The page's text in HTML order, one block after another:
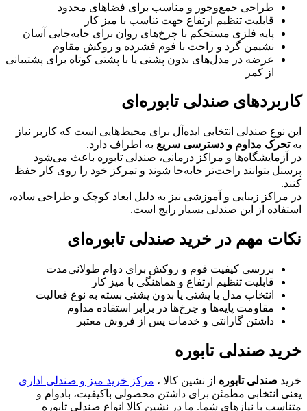
طراحی جمع‌وجور و مناسب برای فضاهای محدود
قابلیت تنظیم ارتفاع جهت تناسب با میز کار
پایه فلزی مستحکم با چرخ‌های روان برای جابه‌جایی آسان
نشیمن گرد و راحت با فوم فشرده و روکش مقاوم
عرضه در مدل‌های بدون پشتی یا با پشتی کوتاه برای پشتیبانی
از کمر
کاربردهای صندلی تابوره‌ای
این نوع صندلی انتخابی ایده‌آل برای محیط‌هایی است که کاربر نیاز
بهتحرک مداوم و دسترسی سریع به اطراف دارد.
در آزمایشگاه‌ها و مراکز درمانی، صندلی تابوره باعث می‌شود
پرسنل بتوانند راحت‌تر جابه‌جا شوند و تمرکز خود را روی کار حفظ
کنند.
در مراکز زیبایی و آموزشی نیز به دلیل ابعاد کوچک و طراحی ساده،
استفاده از این صندلی بسیار رایج است.
نکات مهم در خرید صندلی تابوره‌ای
بررسی کیفیت فوم و روکش برای دوام طولانی‌مدت
قابلیت تنظیم ارتفاع و هماهنگی با میز کار
انتخاب مدل با پشتی یا بدون پشتی بسته به نوع فعالیت
مقاومت پایه‌ها و چرخ‌ها در برابر استفاده مداوم
داشتن گارانتی و خدمات پس از فروش معتبر
خرید صندلی تابوره
خرید صندلی تابوره از نشین کالا ، مرکز خرید میز و صندلی اداری
یعنی انتخابی مطمئن برای داشتن محصولی باکیفیت، بادوام و
متناسب با نیازهای شما. ما در نشین کالا انواع صندلی تابوره